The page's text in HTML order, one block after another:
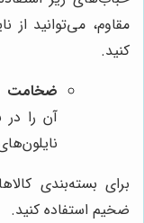
مقاوم، می‌توانید از
کنید.
ضخامت
آن را
برای بسته‌بندی
ضخیم استفاده کنید.